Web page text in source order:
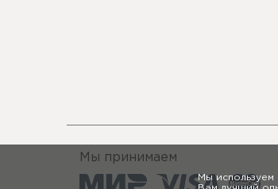
Мы принимаем
Мы используем